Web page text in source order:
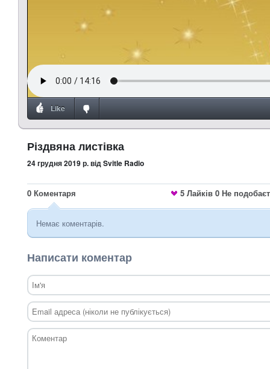
Like
Різдвяна листівка
24 грудня 2019 р.від Svitle Radio
5 Лайків 0 Не
0 Коментаря
Немає коментарів.
Написати коментар